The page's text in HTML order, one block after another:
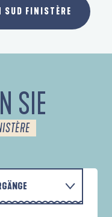
SUD FINISTÈRE
SIE